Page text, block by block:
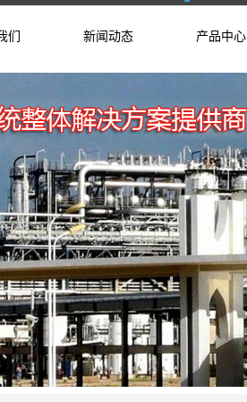
们 新闻动态 产品中心